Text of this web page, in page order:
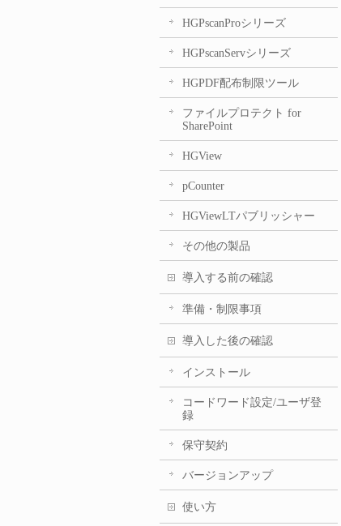
HGPscanProシリーズ
HGPscanServシリーズ
HGPDF配布制限ツール
ファイルプロテクト for
SharePoint
HGView
pCounter
HGViewLTパブリッシャー
その他の製品
導入する前の確認
準備・制限事項
導入した後の確認
インストール
コードワード設定/ユーザ登
録
保守契約
バージョンアップ
使い方